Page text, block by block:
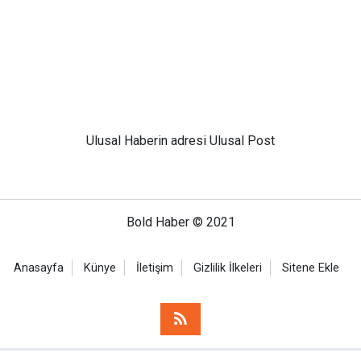
Ulusal Haberin adresi Ulusal Post
Bold Haber © 2021
Anasayfa Künye İletişim Gizlilik İlkeleri Sitene Ekle